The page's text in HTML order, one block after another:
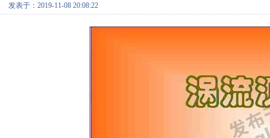
发表于：2019-11-08 20:08:22